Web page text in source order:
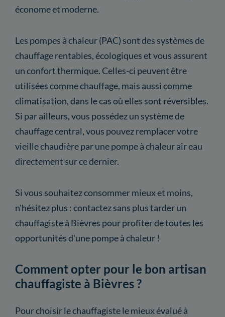
économe et moderne.
Les pompes à chaleur (PAC) sont des systèmes de
chauffage rentables, écologiques et vous assurent
un confort thermique. Celles-ci peuvent être
utilisées comme chauffage, mais aussi comme
climatisation, dans le cas où elles sont réversibles.
Si par ailleurs, vous possédez un système de
chauffage central, vous pouvez remplacer votre
vieille chaudière par une pompe à chaleur air eau
directement sur ce dernier.
Si vous souhaitez consommer mieux et moins,
n'hésitez plus : contactez sans plus tarder un
chauffagiste à Bièvres pour profiter de toutes les
opportunités d'une pompe à chaleur !
Comment opter pour le bon artisan
chauffagiste à Bièvres ?
Pour choisir le chauffagiste le mieux évalué à